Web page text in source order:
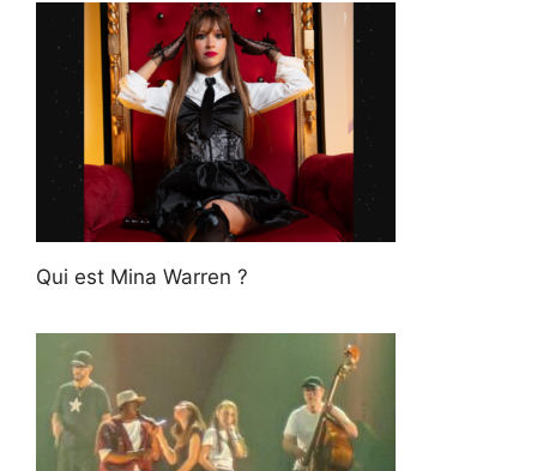
Qui est Mina Warren ?